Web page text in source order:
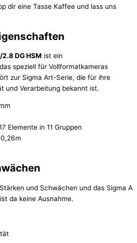
dir eine Tasse Kaffee und lass uns
DG HSM ist ein
speziell für Vollformatkameras
zur Sigma Art-Serie, die für ihre
und Verarbeitung bekannt ist.
Elemente in 11 Gruppen
und Schwächen und das Sigma A
da keine Ausnahme.